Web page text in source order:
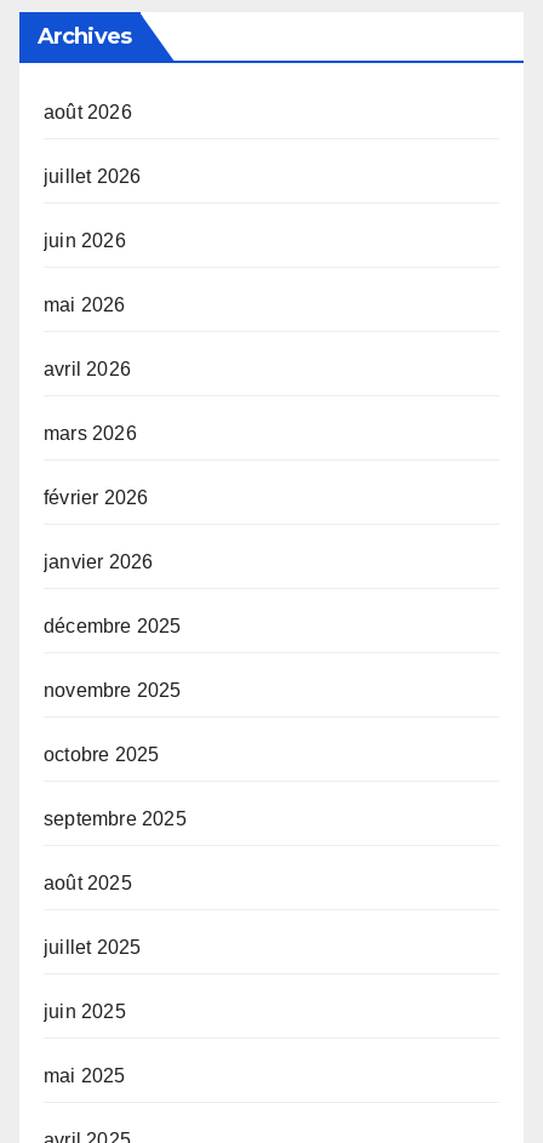
Archives
août 2026
juillet 2026
juin 2026
mai 2026
avril 2026
mars 2026
février 2026
janvier 2026
décembre 2025
novembre 2025
octobre 2025
septembre 2025
août 2025
juillet 2025
juin 2025
mai 2025